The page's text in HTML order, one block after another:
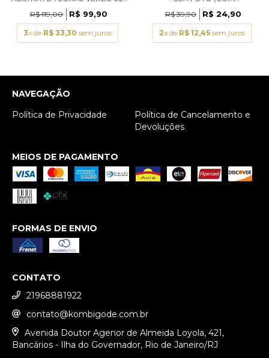
(COM ENCHIMENTOS)
R$ 119,00 R$ 99,90
3x de R$ 33,30 sem juros
ENCHIMENTOS)
R$ 39,90 R$ 24,90
2x de R$ 12,45sem juros
NAVEGAÇÃO
Política de Privacidade
Política de Cancelamento e
Devoluções
MEIOS DE PAGAMENTO
FORMAS DE ENVIO
CONTATO
21968881922
contato@kombigode.com.br
Avenida Doutor Agenor de Almeida Loyola, 421,
Bancários - Ilha do Governador, Rio de Janeiro/RJ